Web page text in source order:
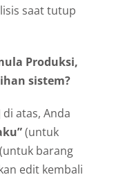
saat tutup
Produksi,
sistem?
atas, Anda
(untuk
(untuk barang
edit kembali